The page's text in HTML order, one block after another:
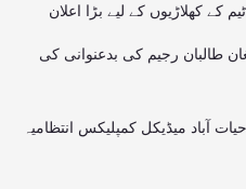
کھلاڑیوں کے لیے بڑا اعلان
طالبان رجیم کی بدعنوانی کی
آباد میڈیکل کمپلیکس انتظامیہ